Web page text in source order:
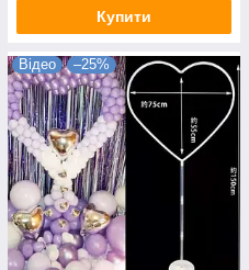
Купити
Відео –25%